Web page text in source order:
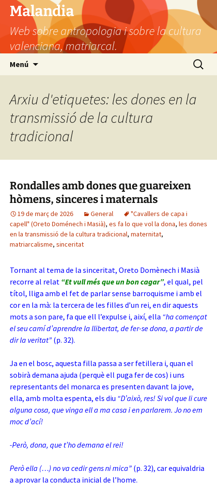
Vés
contingut
Malandia
Web sobre antropologia i sobre la cultura
valenciana, matriarcal.
Menú Cerca:
Arxiu d'etiquetes: les dones en la
transmissió de la cultura
tradicional
Rondalles amb dones que guareixen
hòmens, sinceres i maternals
19 de març de 2026 General
"Cavallers de capa i
capell" (Oreto Doménech i Masià), es fa lo que vol la dona, les dones
en la transmissió de la cultura tradicional, maternitat,
matriarcalisme, sinceritat
Tornant al tema de la sinceritat, Oreto Domènech i Masià
recorre al relat “Et vull més que un bon cagar”, el qual, pel
títol, lliga amb el fet de parlar sense barroquisme i amb el
cor en la mà: la tercera de les filles d’un rei, en dir aquests
mots a son pare, fa que ell l’expulse i, així, ella “ha començat
el seu camí d’aprendre la llibertat, de fer-se dona, a partir de
dir la veritat” (p. 32).
Ja en el bosc, aquesta filla passa a ser fetillera i, quan el
sobirà demana ajuda (perquè ell puga fer de cos) i uns
representants del monarca es presenten davant la jove,
ella, amb molta espenta, els diu “D’això, res! Si vol que li cure
alguna cosa, que vinga ell a ma casa i en parlarem. Jo no em
moc d’ací!
-Però, dona, que t’ho demana el rei!
Però ella (…) no va cedir gens ni mica” (p. 32), car equivaldria
a aprovar la conducta inicial de l’home.